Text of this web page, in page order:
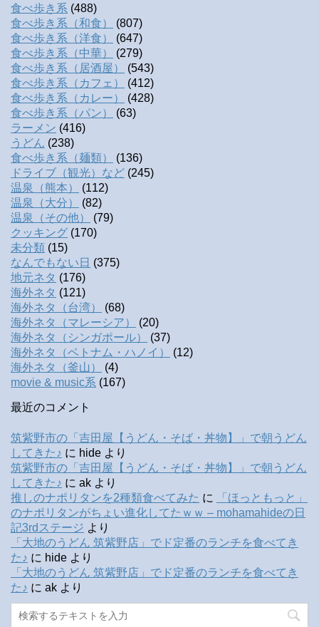
食べ歩き系 (488)
食べ歩き系（和食）
(807)
食べ歩き系（洋食）
(647)
食べ歩き系（中華）
(279)
食べ歩き系（居酒屋）
(543)
食べ歩き系（カフェ）
(412)
食べ歩き系（カレー）
(428)
食べ歩き系（パン）
(63)
ラーメン (416)
うどん (238)
食べ歩き系（麺類）
(136)
ドライブ（観光）など (245)
温泉（熊本）
(112)
温泉（大分）
(82)
温泉（その他）
(79)
クッキング (170)
未分類 (15)
なんでもない日 (375)
地元ネタ (176)
海外ネタ (121)
海外ネタ（台湾）
(68)
海外ネタ（マレーシア）
(20)
海外ネタ（シンガポール）
(37)
海外ネタ（ベトナム・ハノイ）
(12)
海外ネタ（釜山）
(4)
movie & music系 (167)
最近のコメント
筑紫野市の「吉田屋【うどん・そば・丼物】」で朝うどん
してきた♪ に hide より
筑紫野市の「吉田屋【うどん・そば・丼物】」で朝うどん
してきた♪ に ak より
推しのナポリタンを2種類食べてみた に
「ほっともっと」
のナポリタンがちょい進化してたｗｗ – mohamahideの日
記3rdステージ より
「大地のうどん 筑紫野店」でド定番のランチを食べてき
た♪ に hide より
「大地のうどん 筑紫野店」でド定番のランチを食べてき
た♪ に ak より